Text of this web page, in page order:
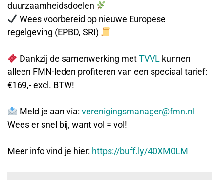
duurzaamheidsdoelen
Wees voorbereid op nieuwe Europese
regelgeving (EPBD, SRI)
Dankzij de samenwerking metTVVLkunnen
alleen FMN-leden profiteren van een speciaal tarief:
€169,- excl. BTW!
Meld je aan via: verenigingsmanager@fmn.nl
Wees er snel bij, want vol = vol!
Meer info vind je hier: https://buff.ly/40XM0LM